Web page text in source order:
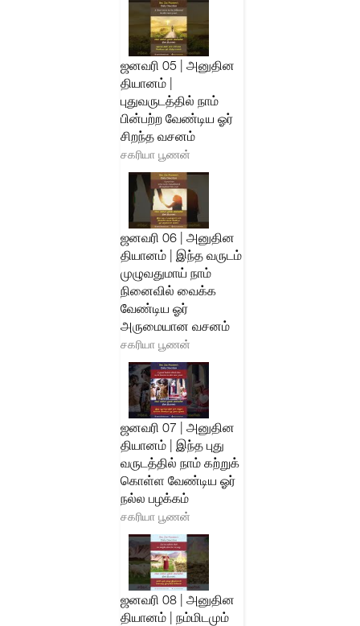
ஜனவரி 05 | அனுதின
தியானம் |
புதுவருடத்தில் நாம்
பின்பற்ற வேண்டிய ஓர்
சிறந்த வசனம்
சகரியா பூணன்
ஜனவரி 06 | அனுதின
தியானம் | இந்த வருடம்
முழுவதுமாய் நாம்
நினைவில் வைக்க
வேண்டிய ஓர்
அருமையான வசனம்
சகரியா பூணன்
ஜனவரி 07 | அனுதின
தியானம் | இந்த புது
வருடத்தில் நாம் கற்றுக்
கொள்ள வேண்டிய ஓர்
நல்ல பழக்கம்
சகரியா பூணன்
ஜனவரி 08 | அனுதின
தியானம் | நம்மிடமும்